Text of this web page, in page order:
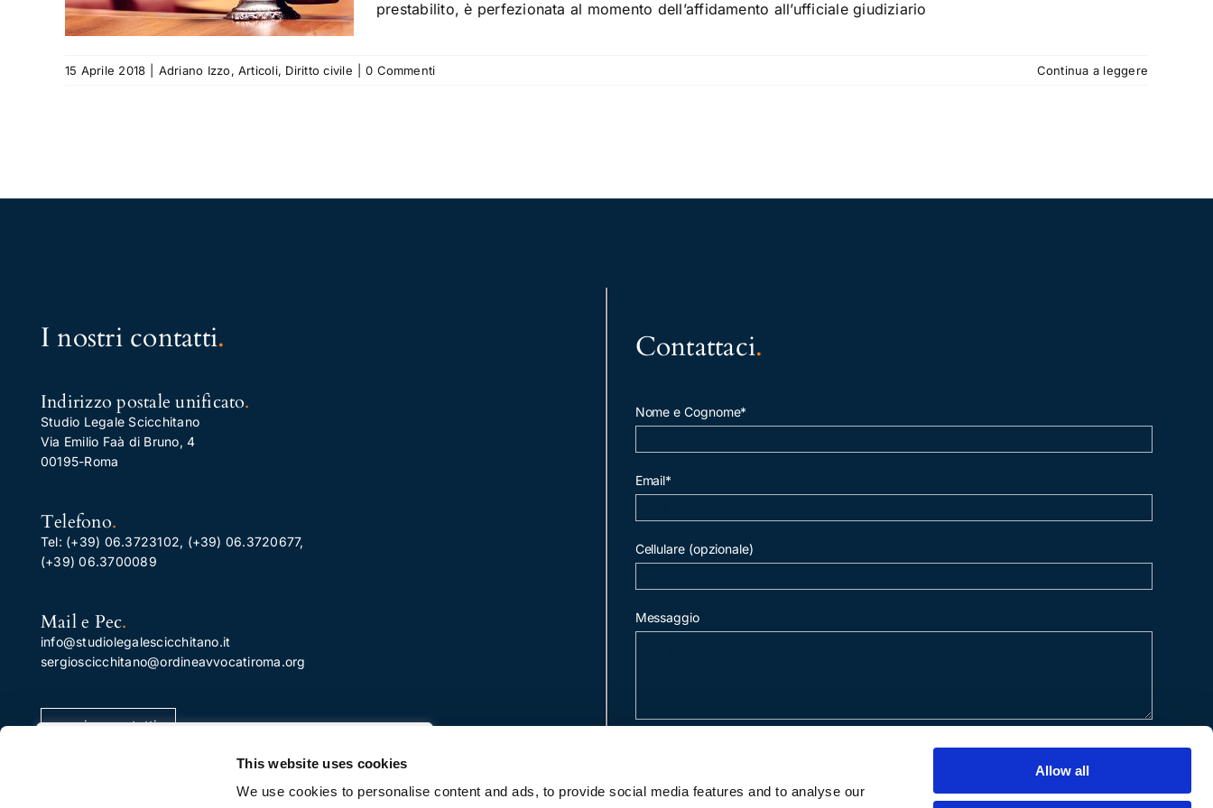
This website uses cookies
We use cookies to personalise content and ads, to provide social media features and to analyse our
Allow all
Utilizziamo i cookie per migliorare la tua esperienza di
prestabilito, è perfezionata al momento dell’affidamento all’ufficiale giudiziario
15 Aprile 2018 Adriano Izzo, Articoli, Diritto civile 0 Commenti Continua a leggere
I nostri contatti.
Indirizzo postale unificato.
Studio Legale Scicchitano
Via Emilio Faà di Bruno, 4
00195-Roma
Telefono.
Tel: (+39) 06.3723102, (+39) 06.3720677,
(+39) 06.3700089
Mail e Pec.
info@studiolegalescicchitano.it
sergioscicchitano@ordineavvocatiroma.org
pagina contatti
Contattaci.
Nome e Cognome*
Email*
Cellulare (opzionale)
Messaggio